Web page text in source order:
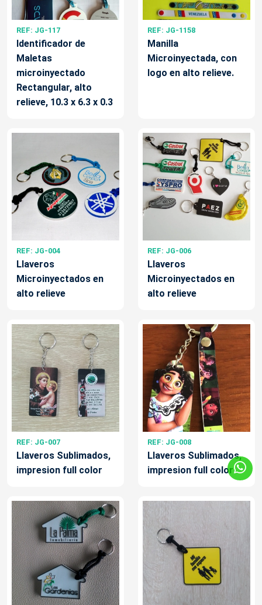
REF: JG-117
Identificador de
Maletas
microinyectado
Rectangular, alto
relieve, 10.3 x 6.3 x 0.3
REF: JG-1158
Manilla
Microinyectada, con
logo en alto relieve.
REF: JG-004
Llaveros
Microinyectados en
alto relieve
REF: JG-006
Llaveros
Microinyectados en
alto relieve
REF: JG-007
Llaveros Sublimados,
impresion full color
REF: JG-008
Llaveros Sublimados,
impresion full color